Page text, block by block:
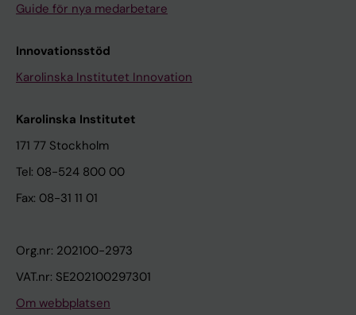
Guide för nya medarbetare
Innovationsstöd
Karolinska Institutet Innovation
Karolinska Institutet
171 77 Stockholm
Tel: 08-524 800 00
Fax: 08-31 11 01
Org.nr: 202100-2973
VAT.nr: SE202100297301
Om webbplatsen